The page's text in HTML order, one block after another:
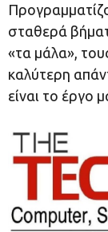
σταθερά
«τα μάλα»,
καλύτερη
είναι το έργο